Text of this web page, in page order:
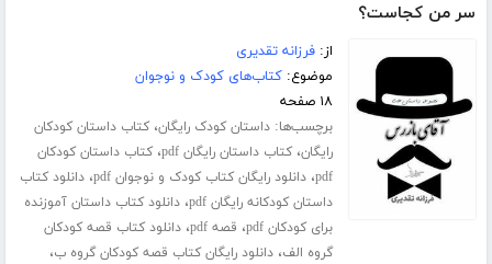
سر من کجاست؟
از:فرزانه تقدیری
موضوع:کتاب‌های کودک و نوجوان
۱۸ صفحه
برچسب‌ها:داستان کودک رایگان،کتاب داستان کودکان
رایگان،کتاب داستان رایگان pdf ،کتاب داستان کودکان
pdf،دانلود رایگان کتاب کودک و نوجوان pdf ،دانلود کتاب
داستان کودکانه رایگان pdf
،دانلود کتاب داستان آموزنده
برای کودکان pdf
، قصه pdf ،دانلود کتاب قصه کودکان
گروه الف،دانلود رایگان کتاب قصه کودکان گروه ب،